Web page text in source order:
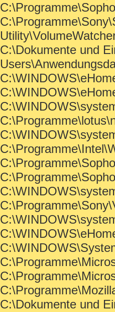
C:\Dokumente und
C:\Dokumente und